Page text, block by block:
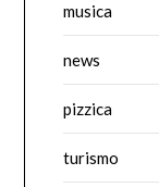
musica
news
pizzica
turismo